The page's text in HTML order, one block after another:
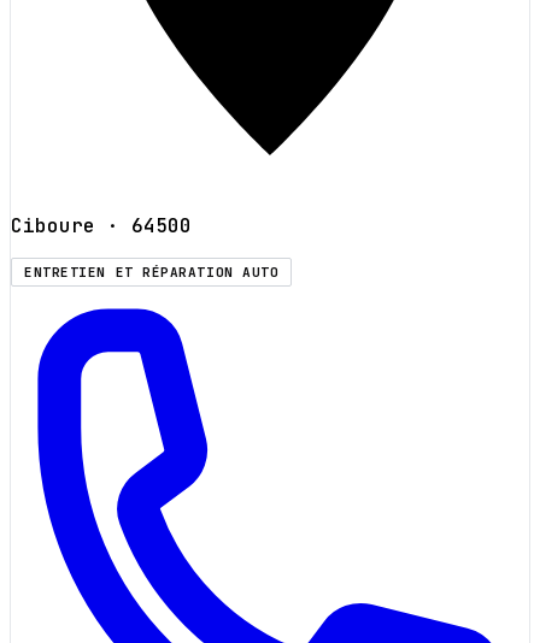
Ciboure · 64500
ENTRETIEN ET RÉPARATION AUTO